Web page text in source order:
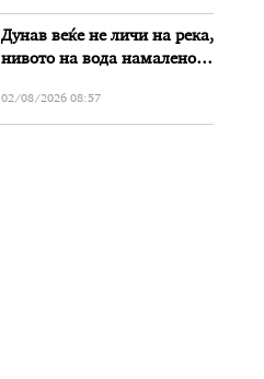
Дунав веќе не личи на река,
нивото на вода намалено
Бугарија
02/08/2026 08:57